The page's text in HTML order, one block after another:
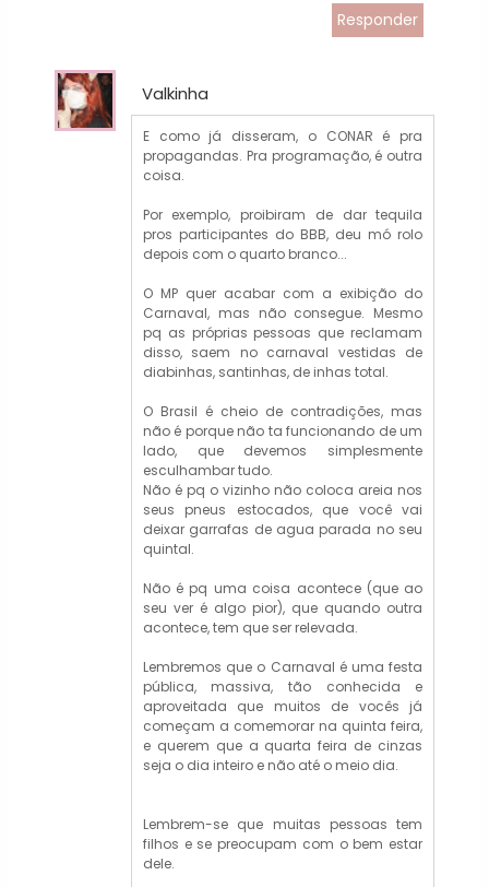
Responder
Valkinha
E como já disseram, o CONAR é pra
propagandas. Pra programação, é outra
coisa.
Por exemplo, proibiram de dar tequila
pros participantes do BBB, deu mó rolo
depois com o quarto branco...
O MP quer acabar com a exibição do
Carnaval, mas não consegue. Mesmo
pq as próprias pessoas que reclamam
disso, saem no carnaval vestidas de
diabinhas, santinhas, de inhas total.
O Brasil é cheio de contradições, mas
não é porque não ta funcionando de um
lado, que devemos simplesmente
esculhambar tudo.
Não é pq o vizinho não coloca areia nos
seus pneus estocados, que você vai
deixar garrafas de agua parada no seu
quintal.
Não é pq uma coisa acontece (que ao
seu ver é algo pior), que quando outra
acontece, tem que ser relevada.
Lembremos que o Carnaval é uma festa
pública, massiva, tão conhecida e
aproveitada que muitos de vocês já
começam a comemorar na quinta feira,
e querem que a quarta feira de cinzas
seja o dia inteiro e não até o meio dia.
Lembrem-se que muitas pessoas tem
filhos e se preocupam com o bem estar
dele.